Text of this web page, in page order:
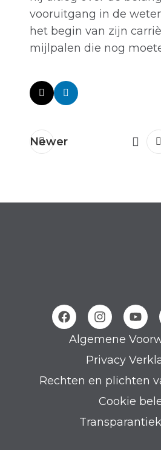
vooruitgang in de
het begin van zijn
mijlpalen die nog
Newer
Algemene
Privacy
Rechten en plichten
Cookie